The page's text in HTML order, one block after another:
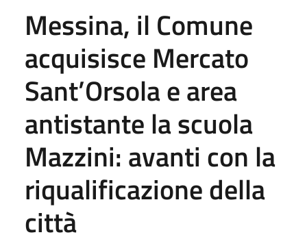
Messina, il Comune
acquisisce Mercato
Sant’Orsola e area
antistante la scuola
Mazzini: avanti con la
riqualificazione della
città